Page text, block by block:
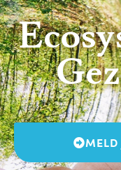
MELD